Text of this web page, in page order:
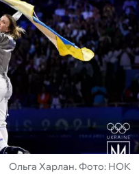
Ольга Харлан. Фото: НОК